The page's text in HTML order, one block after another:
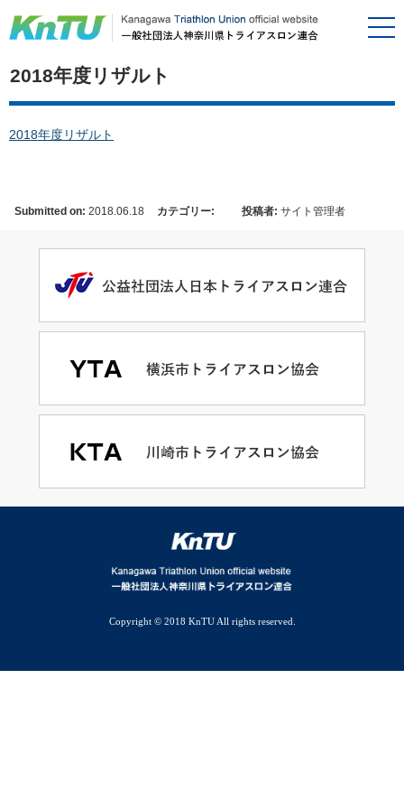
2018年度リザルト
2018年度リザルト
Submitted on: 2018.06.18 カテゴリー: 投稿者: サイト管理者
Copyright © 2018 KnTU All rights reserved.